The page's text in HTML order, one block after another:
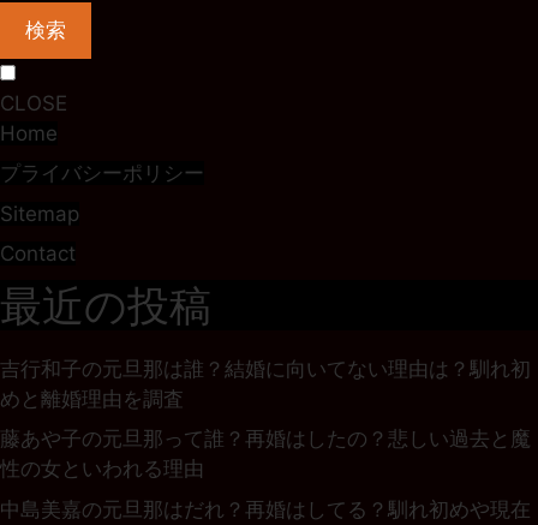
検索
CLOSE
Home
プライバシーポリシー
Sitemap
Contact
最近の投稿
吉行和子の元旦那は誰？結婚に向いてない理由は？馴れ初
めと離婚理由を調査
藤あや子の元旦那って誰？再婚はしたの？悲しい過去と魔
性の女といわれる理由
中島美嘉の元旦那はだれ？再婚はしてる？馴れ初めや現在